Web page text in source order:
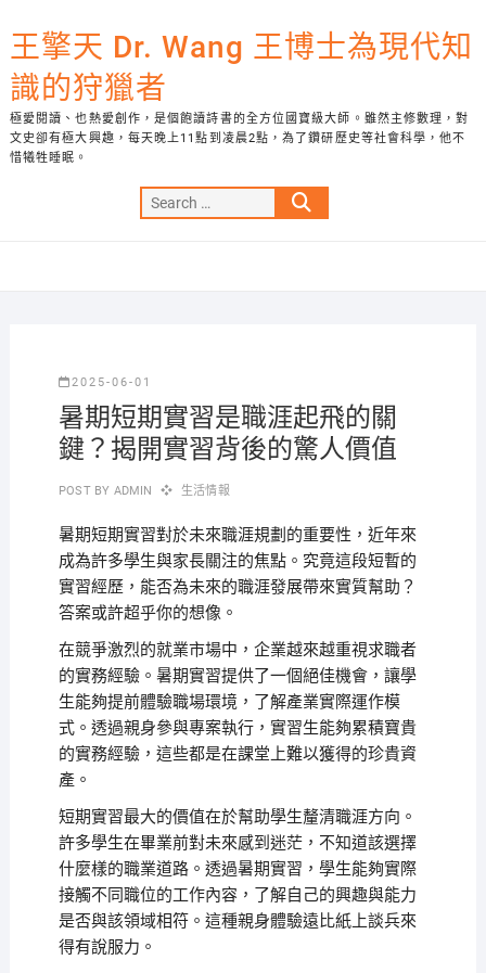
to
content
王擎天 Dr. Wang 王博士為現代知
識的狩獵者
極愛閱讀、也熱愛創作，是個飽讀詩書的全方位國寶級大師。雖然主修數理，對
文史卻有極大興趣，每天晚上11點到凌晨2點，為了鑽研歷史等社會科學，他不
惜犧牲睡眠。
Search
…
2025-06-01
暑期短期實習是職涯起飛的關
鍵？揭開實習背後的驚人價值
POST BY ADMIN 生活情報
暑期短期實習對於未來職涯規劃的重要性，近年來
成為許多學生與家長關注的焦點。究竟這段短暫的
實習經歷，能否為未來的職涯發展帶來實質幫助？
答案或許超乎你的想像。
在競爭激烈的就業市場中，企業越來越重視求職者
的實務經驗。暑期實習提供了一個絕佳機會，讓學
生能夠提前體驗職場環境，了解產業實際運作模
式。透過親身參與專案執行，實習生能夠累積寶貴
的實務經驗，這些都是在課堂上難以獲得的珍貴資
產。
短期實習最大的價值在於幫助學生釐清職涯方向。
許多學生在畢業前對未來感到迷茫，不知道該選擇
什麼樣的職業道路。透過暑期實習，學生能夠實際
接觸不同職位的工作內容，了解自己的興趣與能力
是否與該領域相符。這種親身體驗遠比紙上談兵來
得有說服力。